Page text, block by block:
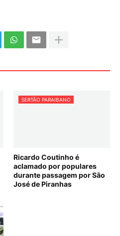
SERTÃO PARAIBANO
Ricardo Coutinho é
aclamado por populares
durante passagem por São
José de Piranhas